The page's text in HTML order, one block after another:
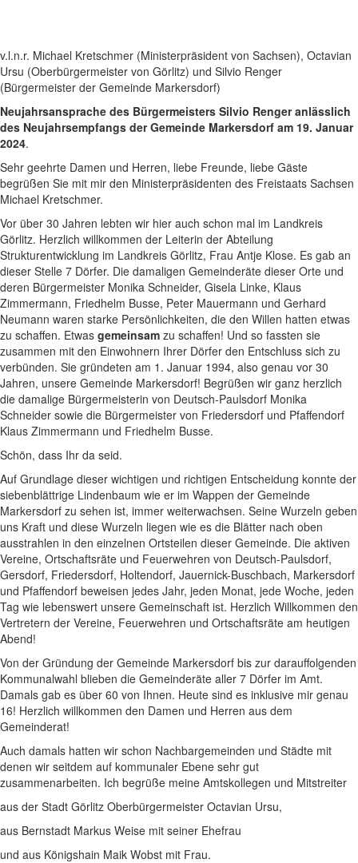
v.l.n.r. Michael Kretschmer (Ministerpräsident von Sachsen), Octavian
Ursu (Oberbürgermeister von Görlitz) und Silvio Renger
(Bürgermeister der Gemeinde Markersdorf)
Neujahrsansprache des Bürgermeisters Silvio Renger anlässlich
des Neujahrsempfangs der Gemeinde Markersdorf am 19. Januar
2024.
Sehr geehrte Damen und Herren, liebe Freunde, liebe Gäste
begrüßen Sie mit mir den Ministerpräsidenten des Freistaats Sachsen
Michael Kretschmer.
Vor über 30 Jahren lebten wir hier auch schon mal im Landkreis
Görlitz. Herzlich willkommen der Leiterin der Abteilung
Strukturentwicklung im Landkreis Görlitz, Frau Antje Klose. Es gab an
dieser Stelle 7 Dörfer. Die damaligen Gemeinderäte dieser Orte und
deren Bürgermeister Monika Schneider, Gisela Linke, Klaus
Zimmermann, Friedhelm Busse, Peter Mauermann und Gerhard
Neumann waren starke Persönlichkeiten, die den Willen hatten etwas
zu schaffen. Etwas gemeinsam zu schaffen! Und so fassten sie
zusammen mit den Einwohnern Ihrer Dörfer den Entschluss sich zu
verbünden. Sie gründeten am 1. Januar 1994, also genau vor 30
Jahren, unsere Gemeinde Markersdorf! Begrüßen wir ganz herzlich
die damalige Bürgermeisterin von Deutsch-Paulsdorf Monika
Schneider sowie die Bürgermeister von Friedersdorf und Pfaffendorf
Klaus Zimmermann und Friedhelm Busse.
Schön, dass Ihr da seid.
Auf Grundlage dieser wichtigen und richtigen Entscheidung konnte der
siebenblättrige Lindenbaum wie er im Wappen der Gemeinde
Markersdorf zu sehen ist, immer weiterwachsen. Seine Wurzeln geben
uns Kraft und diese Wurzeln liegen wie es die Blätter nach oben
ausstrahlen in den einzelnen Ortsteilen dieser Gemeinde. Die aktiven
Vereine, Ortschaftsräte und Feuerwehren von Deutsch-Paulsdorf,
Gersdorf, Friedersdorf, Holtendorf, Jauernick-Buschbach, Markersdorf
und Pfaffendorf beweisen jedes Jahr, jeden Monat, jede Woche, jeden
Tag wie lebenswert unsere Gemeinschaft ist. Herzlich Willkommen den
Vertretern der Vereine, Feuerwehren und Ortschaftsräte am heutigen
Abend!
Von der Gründung der Gemeinde Markersdorf bis zur darauffolgenden
Kommunalwahl blieben die Gemeinderäte aller 7 Dörfer im Amt.
Damals gab es über 60 von Ihnen. Heute sind es inklusive mir genau
16! Herzlich willkommen den Damen und Herren aus dem
Gemeinderat!
Auch damals hatten wir schon Nachbargemeinden und Städte mit
denen wir seitdem auf kommunaler Ebene sehr gut
zusammenarbeiten. Ich begrüße meine Amtskollegen und Mitstreiter
aus der Stadt Görlitz Oberbürgermeister Octavian Ursu,
aus Bernstadt Markus Weise mit seiner Ehefrau
und aus Königshain Maik Wobst mit Frau.